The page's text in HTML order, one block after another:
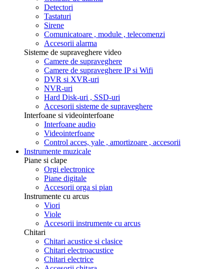
Detectori
Tastaturi
Sirene
Comunicatoare , module , telecomenzi
Accesorii alarma
Sisteme de supraveghere video
Camere de supraveghere
Camere de supraveghere IP si Wifi
DVR si XVR-uri
NVR-uri
Hard Disk-uri , SSD-uri
Accesorii sisteme de supraveghere
Interfoane si videointerfoane
Interfoane audio
Videointerfoane
Control acces, yale , amortizoare , accesorii
Instrumente muzicale
Piane si clape
Orgi electronice
Piane digitale
Accesorii orga si pian
Instrumente cu arcus
Viori
Viole
Accesorii instrumente cu arcus
Chitari
Chitari acustice si clasice
Chitari electroacustice
Chitari electrice